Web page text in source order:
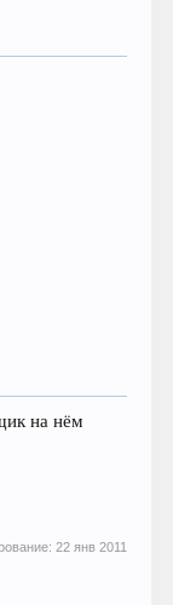
на нём
22 янв 2011